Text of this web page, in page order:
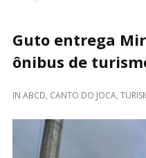
Guto entrega
ônibus de
IN ABCD, CANTO DO JOCA,